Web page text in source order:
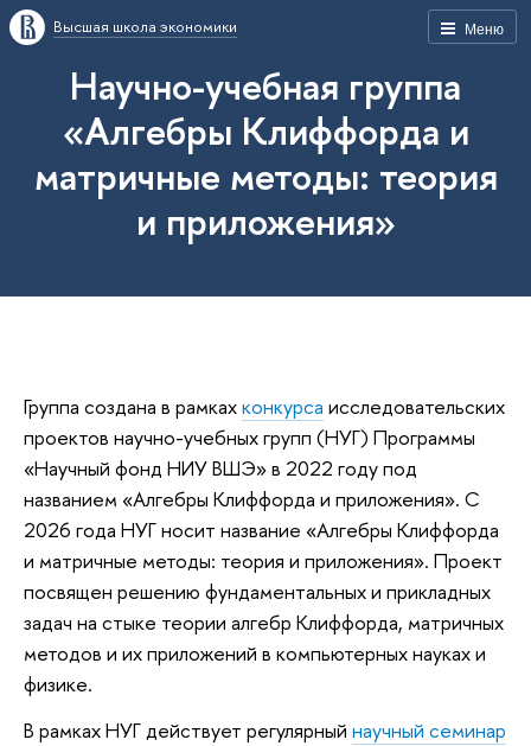
Меню
Высшая школа экономики
Научно-учебная группа
«Алгебры Клиффорда и
матричные методы: теория
и приложения»
Группа создана в рамкахконкурса исследовательских
проектов научно-учебных групп (НУГ) Программы
«Научный фонд НИУ ВШЭ» в 2022 году под
названием «Алгебры Клиффорда и приложения». С
2026 года НУГ носит название «Алгебры Клиффорда
и матричные методы: теория и приложения». Проект
посвящен решению фундаментальных и прикладных
задач на стыке теории алгебр Клиффорда, матричных
методов и их приложений в компьютерных науках и
физике.
В рамках НУГ действует регулярный научный семинар